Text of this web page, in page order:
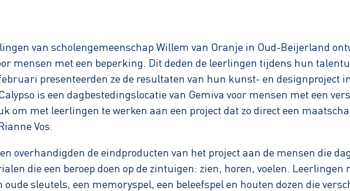
van scholengemeenschap Willem van Oranje in Oud-Beijerland
mensen met een beperking. Dit deden de leerlingen tijdens hun
presenteerden ze de resultaten van hun kunst- en designproject
is een dagbestedingslocatie van Gemiva voor mensen met een
om met leerlingen te werken aan een project dat zo direct een
Vos.
overhandigden de eindproducten van het project aan de mensen die
die een beroep doen op de zintuigen: zien, horen, voelen. Leerlingen
oude sleutels, een memoryspel, een beleefspel en houten dozen die